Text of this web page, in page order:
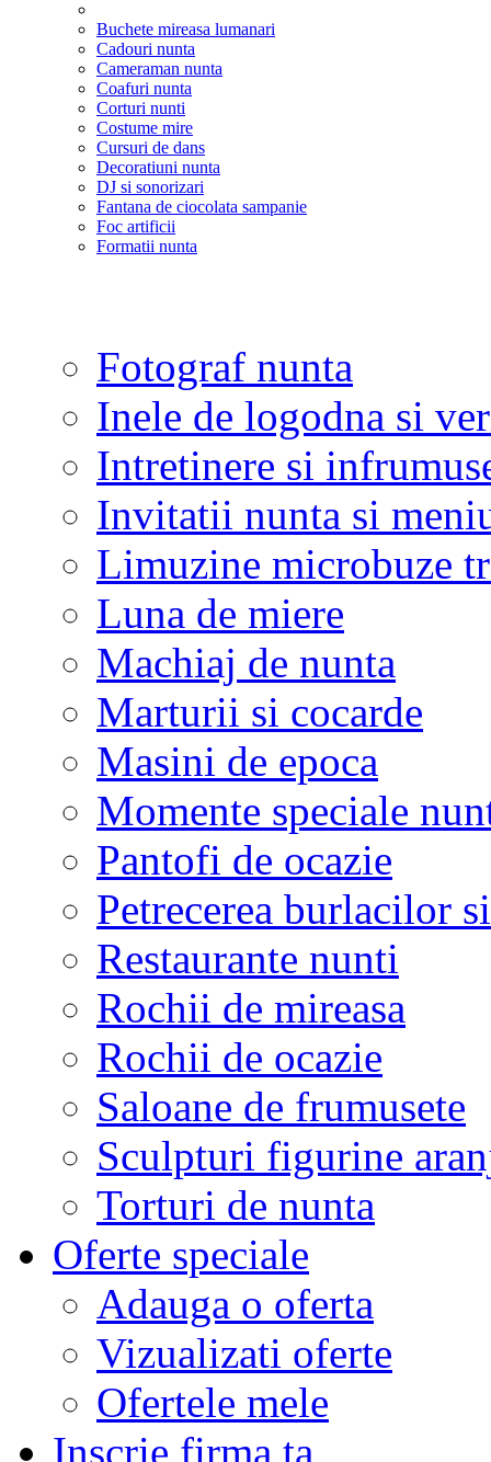
Buchete mireasa lumanari
Cadouri nunta
Cameraman nunta
Coafuri nunta
Corturi nunti
Costume mire
Cursuri de dans
Decoratiuni nunta
DJ si sonorizari
Fantana de ciocolata sampanie
Foc artificii
Formatii nunta
Fotograf nunta
Inele de logodna si
Intretinere si
Invitatii nunta si
Limuzine microbuze
Luna de miere
Machiaj de nunta
Marturii si cocarde
Masini de epoca
Momente speciale
Pantofi de ocazie
Petrecerea burlacilor
Restaurante nunti
Rochii de mireasa
Rochii de ocazie
Saloane de frumusete
Sculpturi figurine
Torturi de nunta
Oferte speciale
Adauga o oferta
Vizualizati oferte
Ofertele mele
Inscrie firma ta